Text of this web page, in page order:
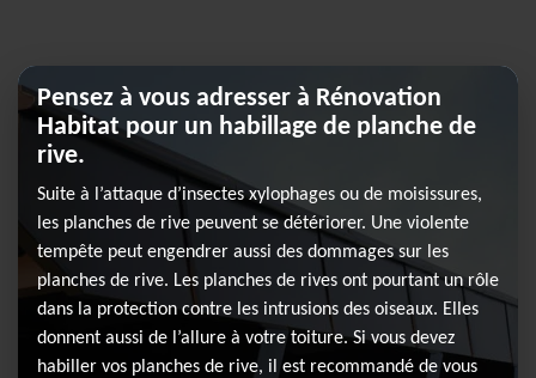
Pensez à vous adresser à Rénovation
Habitat pour un habillage de planche de
rive.
Suite à l’attaque d’insectes xylophages ou de moisissures,
les planches de rive peuvent se détériorer. Une violente
tempête peut engendrer aussi des dommages sur les
planches de rive. Les planches de rives ont pourtant un rôle
dans la protection contre les intrusions des oiseaux. Elles
donnent aussi de l’allure à votre toiture. Si vous devez
habiller vos planches de rive, il est recommandé de vous